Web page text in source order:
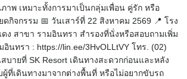
าพ เหมาะทั้งการมาเป็นกลุ่มเพื่อน คู่รัก หรือ
ดกิจกรรม 📅 วันเสาร์ที่ 22 สิงหาคม 2569 📍 โรง
ดง สาขา รามอินทรา สำรองที่นั่งหรือสอบถามเพิ่ม
อินทรา : https://lin.ee/3HvOLLtVY โทร. (02)
บายที่ SK Resort เดินทางสะดวกก่อนและหลัง
ที่เดินทางมาจากต่างพื้นที่ หรือไม่อยากขับรถ